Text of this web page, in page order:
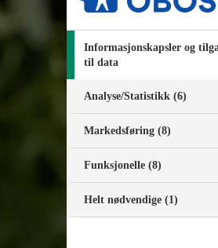
Informasjonskapsler og
til data
Analyse/Statistikk (6)
Markedsføring (8)
Funksjonelle (8)
Helt nødvendige (1)